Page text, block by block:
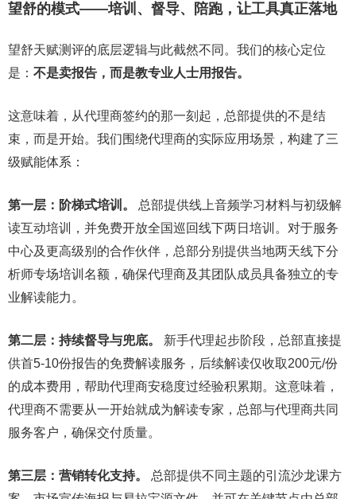
望舒的模式——培训、督导、陪跑，让工具真正落地
望舒天赋测评的底层逻辑与此截然不同。我们的核心定位
是： 不是卖报告，而是教专业人士用报告。
这意味着，从代理商签约的那一刻起，总部提供的不是结
束，而是开始。我们围绕代理商的实际应用场景，构建了三
级赋能体系：
第一层：阶梯式培训。
总部提供线上音频学习材料与初级解
读互动培训，并免费开放全国巡回线下两日培训。对于服务
中心及更高级别的合作伙伴，总部分别提供当地两天线下分
析师专场培训名额，确保代理商及其团队成员具备独立的专
业解读能力。
第二层：持续督导与兜底。
新手代理起步阶段，总部直接提
供首5-10份报告的免费解读服务，后续解读仅收取200元/份
的成本费用，帮助代理商安稳度过经验积累期。这意味着，
代理商不需要从一开始就成为解读专家，总部与代理商共同
服务客户，确保交付质量。
第三层：营销转化支持。
总部提供不同主题的引流沙龙课方